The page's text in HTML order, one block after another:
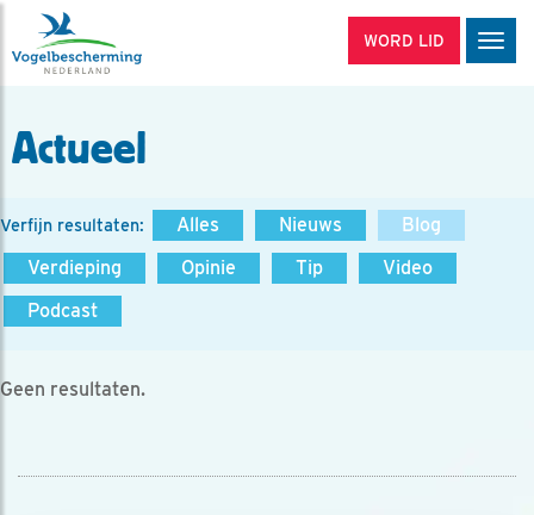
WORD LID
Actueel
Verfijn resultaten: Alles Nieuws
Blog
Verdieping
Opinie Tip
Video
Podcast
Geen resultaten.